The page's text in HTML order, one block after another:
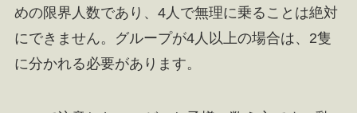
めの限界人数であり、4人で無理に乗ることは絶対
にできません。グループが4人以上の場合は、2隻
に分かれる必要があります。